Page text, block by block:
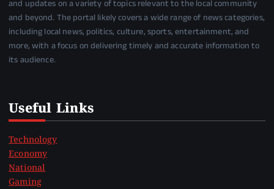
and updates on a variety of topics relevant to the local community
and beyond. The portal likely covers a wide range of news categories,
including local news, politics, culture, sports, entertainment, and
more, with a focus on delivering timely and accurate information to
its audience.
Useful Links
Technology
Economy
National
Gaming